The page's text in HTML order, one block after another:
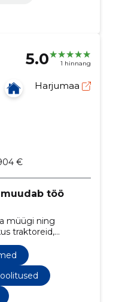
5.0 1 hinnang
Harjumaa
€
töö
müügi ning
traktoreid,
ja